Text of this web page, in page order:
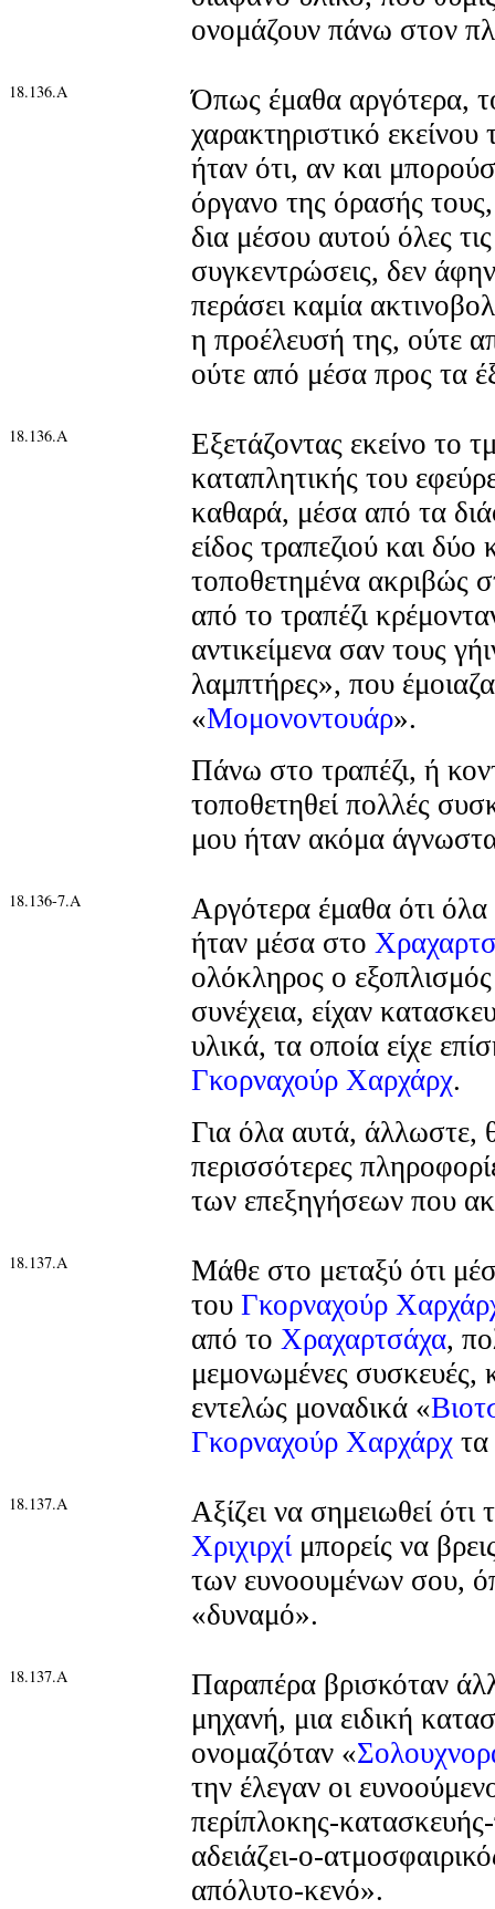
ονομάζουν πάνω στον
18.136.Α
Όπως έμαθα αργότερα,
χαρακτηριστικό
ήταν ότι, αν και
όργανο της όρασής
δια μέσου αυτού όλες
συγκεντρώσεις, δεν
περάσει καμία
η προέλευσή της, ούτε
ούτε από μέσα προς τα
18.136.Α
Εξετάζοντας εκείνο το
καταπλητικής του
καθαρά, μέσα από τα
είδος τραπεζιού και δύο
τοποθετημένα ακριβώς
από το τραπέζι
αντικείμενα σαν τους
λαμπτήρες», που
«Μομονοντουάρ».
Πάνω στο τραπέζι, ή
τοποθετηθεί πολλές
μου ήταν ακόμα
18.136-7.Α
Αργότερα έμαθα ότι όλα
ήταν μέσα στο
ολόκληρος ο
συνέχεια, είχαν
υλικά, τα οποία είχε
Γκορναχούρ Χαρχάρχ.
Για όλα αυτά,
περισσότερες
των επεξηγήσεων που
18.137.Α
Μάθε στο μεταξύ ότι
του Γκορναχούρ
από το Χραχαρτσάχα,
μεμονωμένες συσκευές,
εντελώς μοναδικά «
Γκορναχούρ Χαρχάρχ
18.137.Α
Αξίζει να σημειωθεί ότι
Χριχιρχί μπορείς να
των ευνοουμένων σου,
«δυναμό».
18.137.Α
Παραπέρα βρισκόταν
μηχανή, μια ειδική
ονομαζόταν «
την έλεγαν οι
περίπλοκης-
αδειάζει-ο-
απόλυτο-κενό».